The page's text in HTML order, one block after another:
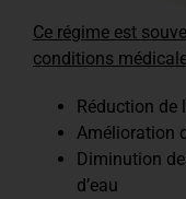
Ce régime est
conditions
Réduction de
Amélioration
Diminution
d’eau